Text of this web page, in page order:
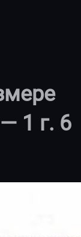
1 г. 6